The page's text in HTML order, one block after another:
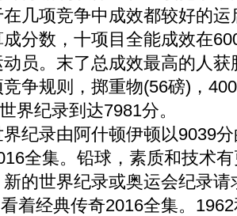
几项竞争中成效都较好的
分数，十项目全能成效在
员。末了总成效最高的人
争规则，掷重物(56磅)，
界纪录到达7981分。
纪录由阿什顿伊顿以9039
全集。铅球，素质和技术
的世界纪录或奥运会纪录
着经典传奇2016全集。